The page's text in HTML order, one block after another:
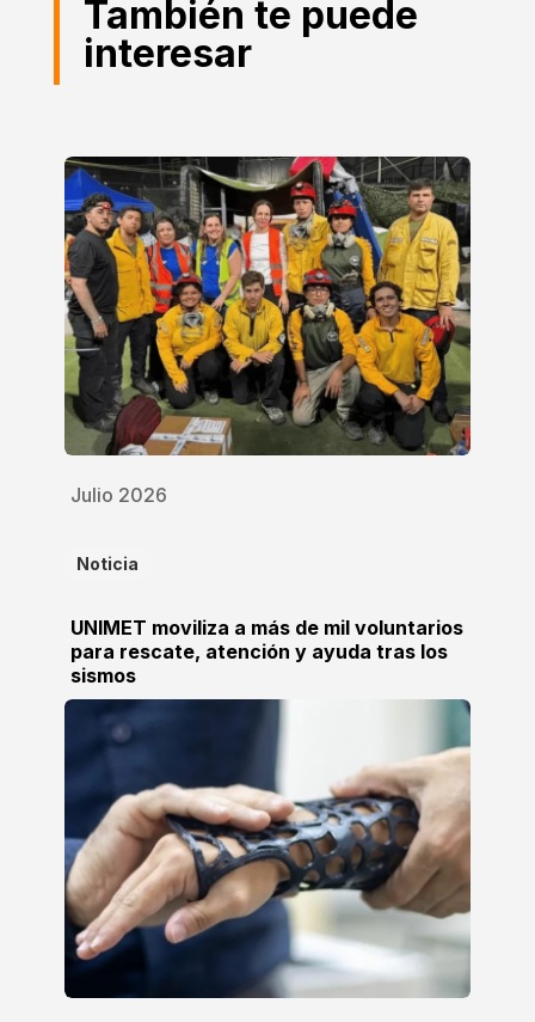
También te puede
interesar
Julio 2026
Noticia
UNIMET moviliza a más de mil voluntarios
para rescate, atención y ayuda tras los
sismos